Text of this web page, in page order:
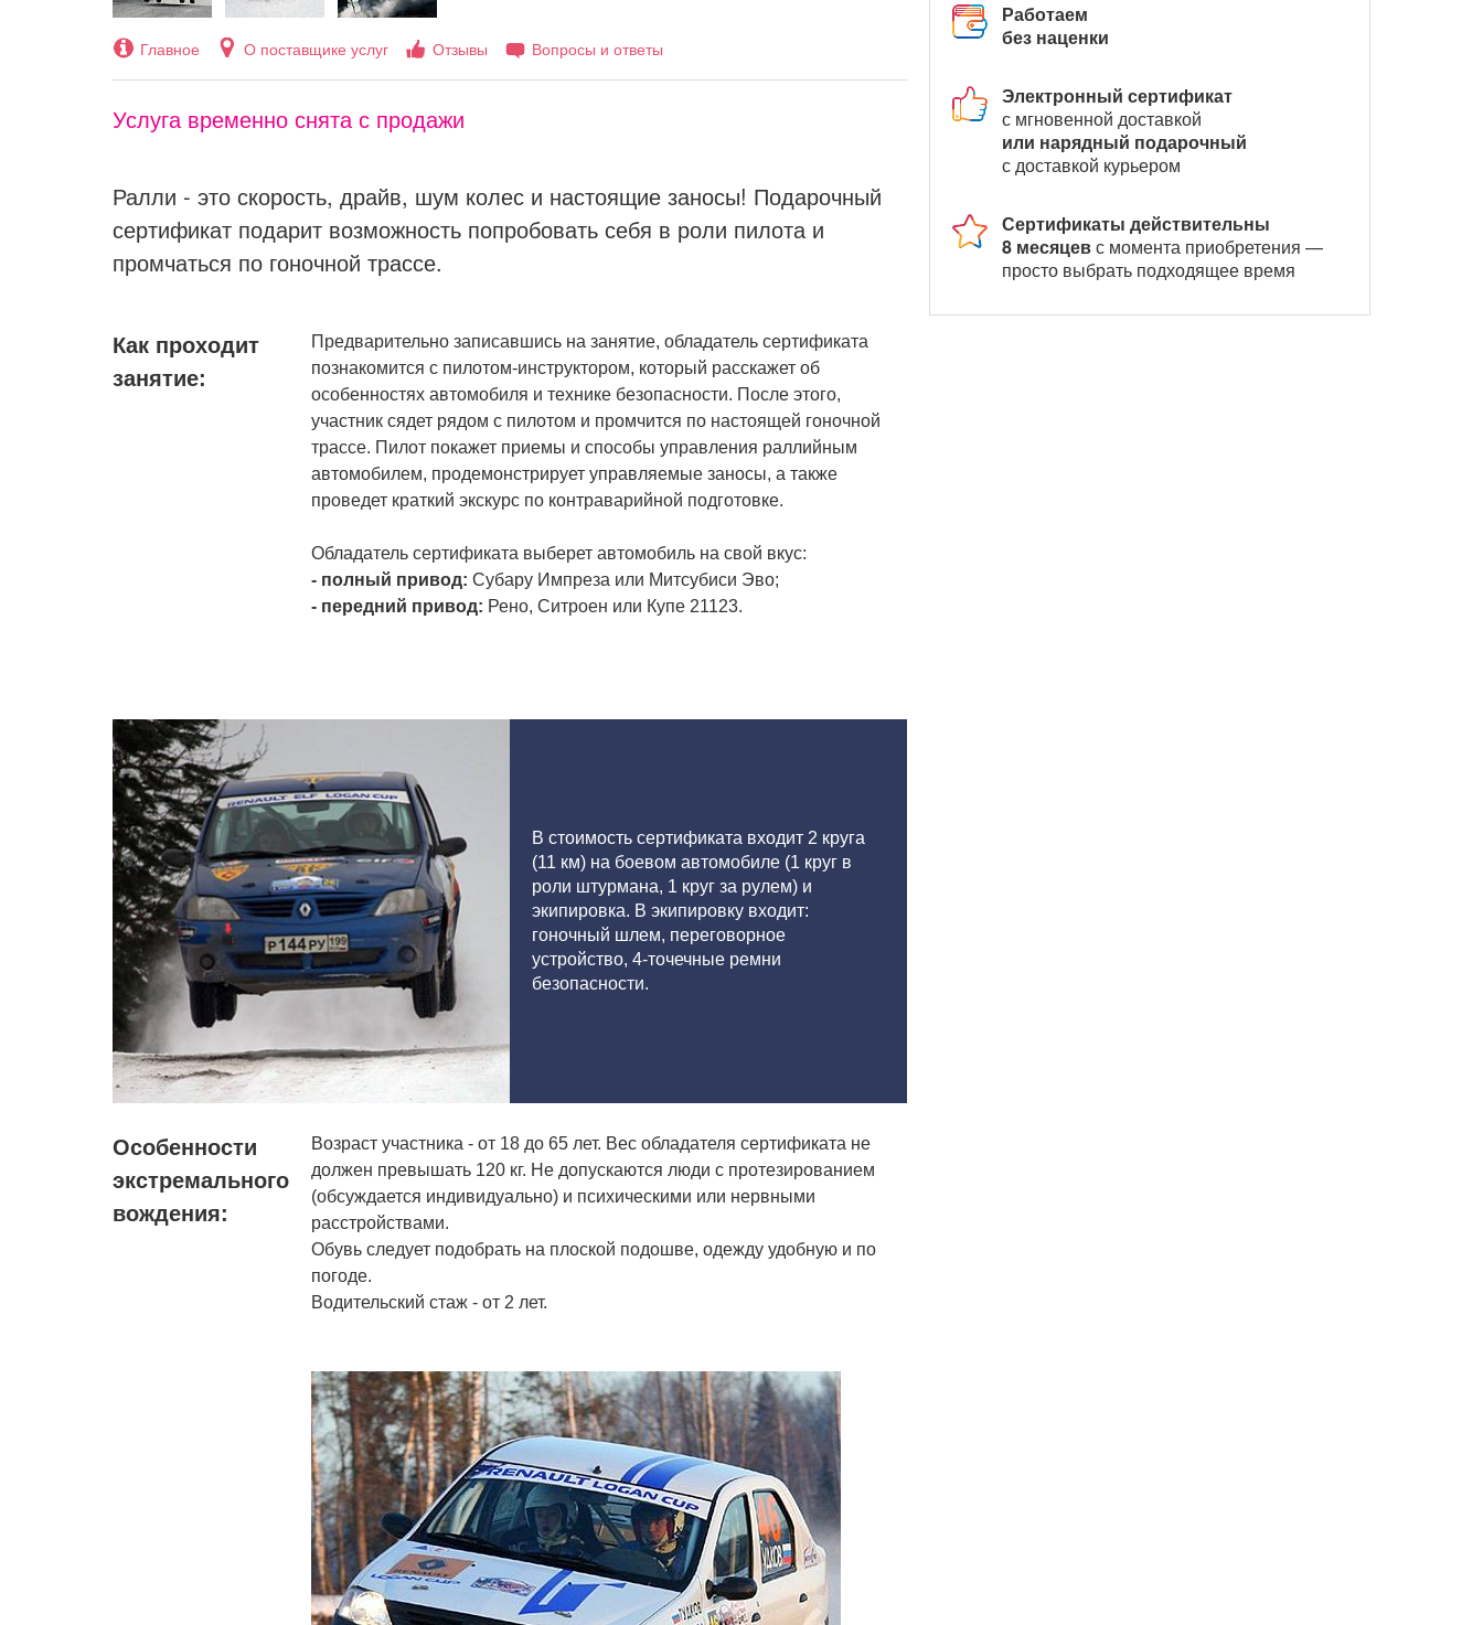
Главное О поставщике услуг Отзывы Вопросы и ответы
Услуга временно снята с продажи
Ралли - это скорость, драйв, шум колес и настоящие заносы! Подарочный
сертификат подарит возможность попробовать себя в роли пилота и
промчаться по гоночной трассе.
Как проходит
занятие:
Предварительно записавшись на занятие, обладатель сертификата
познакомится с пилотом-инструктором, который расскажет об
особенностях автомобиля и технике безопасности. После этого,
участник сядет рядом с пилотом и промчится по настоящей гоночной
трассе. Пилот покажет приемы и способы управления раллийным
автомобилем, продемонстрирует управляемые заносы, а также
проведет краткий экскурс по контраварийной подготовке.
Обладатель сертификата выберет автомобиль на свой вкус:
- полный привод: Субару Импреза или Митсубиси Эво;
- передний привод: Рено, Ситроен или Купе 21123.
В стоимость сертификата входит 2 круга
(11 км) на боевом автомобиле (1 круг в
роли штурмана, 1 круг за рулем) и
экипировка. В экипировку входит:
гоночный шлем, переговорное
устройство, 4-точечные ремни
безопасности.
Особенности
экстремального
вождения:
Возраст участника - от 18 до 65 лет. Вес обладателя сертификата не
должен превышать 120 кг. Не допускаются люди с протезированием
(обсуждается индивидуально) и психическими или нервными
расстройствами.
Обувь следует подобрать на плоской подошве, одежду удобную и по
погоде.
Водительский стаж - от 2 лет.
Работаем
без наценки
Электронный сертификат
с мгновенной доставкой
или нарядный подарочный
с доставкой курьером
Сертификаты действительны
8 месяцевс момента приобретения —
просто выбрать подходящее время